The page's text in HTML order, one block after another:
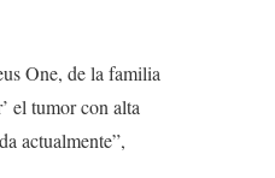
One, de la familia
el tumor con alta
actualmente”,